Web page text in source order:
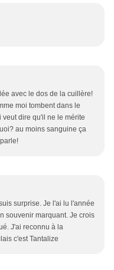
avec le dos de la cuillère!
moi tombent dans le
dire qu'il ne le mérite
au moins sanguine ça
surprise. Je l'ai lu l'année
souvenir marquant. Je crois
J'ai reconnu à la
c'est Tantalize